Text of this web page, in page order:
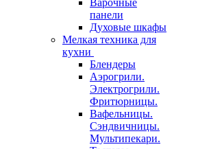
Варочные
панели
Духовые шкафы
Мелкая техника для
кухни
Блендеры
Аэрогрили.
Электрогрили.
Фритюрницы.
Вафельницы.
Сэндвичницы.
Мультипекари.